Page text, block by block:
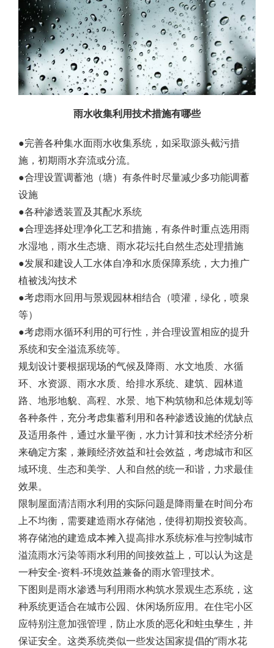
雨水收集利用技术措施有哪些
●完善各种集水面雨水收集系统，如采取源头截污措
施，初期雨水弃流或分流。
●合理设置调蓄池（塘）有条件时尽量减少多功能调蓄
设施
●各种渗透装置及其配水系统
●合理选择处理净化工艺和措施，有条件时重点选用雨
水湿地，雨水生态塘、雨水花坛扥自然生态处理措施
●发展和建设人工水体自净和水质保障系统，大力推广
植被浅沟技术
●考虑雨水回用与景观园林相结合（喷灌，绿化，喷泉
等）
●考虑雨水循环利用的可行性，并合理设置相应的提升
系统和安全溢流系统等。
规划设计要根据现场的气候及降雨、水文地质、水循
环、水资源、雨水水质、给排水系统、建筑、园林道
路、地形地貌、高程、水景、地下构筑物和总体规划等
各种条件，充分考虑集蓄利用和各种渗透设施的优缺点
及适用条件，通过水量平衡，水力计算和技术经济分析
来确定方案，兼顾经济效益和社会效益，考虑城市和区
域环境、生态和美学、人和自然的统一和谐，力求最佳
效果。
限制屋面清洁雨水利用的实际问题是降雨量在时间分布
上不均衡，需要建造雨水存储池，使得初期投资较高。
将存储池的建造成本摊入提高排水系统标准与控制城市
溢流雨水污染等雨水利用的间接效益上，可以认为这是
一种安全-资料-环境效益兼备的雨水管理技术。
下图则是雨水渗透与利用雨水构筑水景观生态系统，这
种系统更适合在城市公园、休闲场所应用。在住宅小区
应特别注意加强管理，防止水质的恶化和蛀虫孳生，并
保证安全。这类系统类似一些发达国家提倡的“雨水花